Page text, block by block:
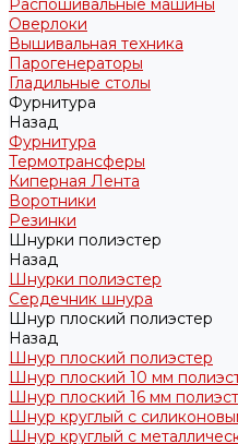
Распошивальные машины
Оверлоки
Вышивальная техника
Парогенераторы
Гладильные столы
Фурнитура
Назад
Фурнитура
Термотрансферы
Киперная Лента
Воротники
Резинки
Шнурки полиэстер
Назад
Шнурки полиэстер
Сердечник шнура
Шнур плоский полиэстер
Назад
Шнур плоский полиэстер
Шнур плоский 10 мм
Шнур плоский 16 мм
Шнур круглый с
Шнур круглый с